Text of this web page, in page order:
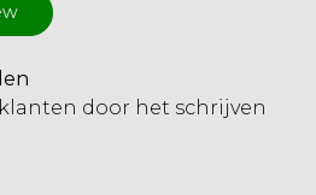
door het schrijven